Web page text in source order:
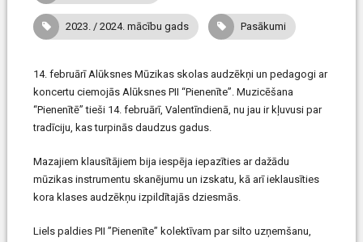
2023. / 2024. mācību gads Pasākumi
14. februārī Alūksnes Mūzikas skolas audzēkņi un pedagogi ar
koncertu ciemojās Alūksnes PII “Pienenīte”. Muzicēšana
“Pienenītē” tieši 14. februārī, Valentīndienā, nu jau ir kļuvusi par
tradīciju, kas turpinās daudzus gadus.
Mazajiem klausītājiem bija iespēja iepazīties ar dažādu
mūzikas instrumentu skanējumu un izskatu, kā arī ieklausīties
kora klases audzēkņu izpildītajās dziesmās.
Liels paldies PII ”Pienenīte” kolektīvam par silto uzņemšanu,